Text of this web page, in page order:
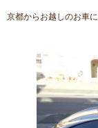
京都からお越しのお車に